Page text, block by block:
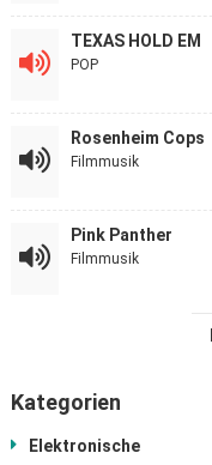
TEXAS HOLD EM
POP
Rosenheim Cops
Filmmusik
Pink Panther
Filmmusik
Kategorien
Elektronische